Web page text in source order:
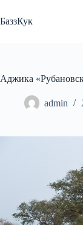
к
сути
БаззКук
Аджика
admin